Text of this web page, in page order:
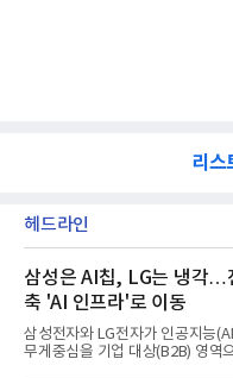
리스
헤드라인
삼성은 AI칩, LG는 냉각…
축 'AI 인프라'로 이동
삼성전자와 LG전자가 인공지능
무게중심을 기업 대상(B2B) 영역